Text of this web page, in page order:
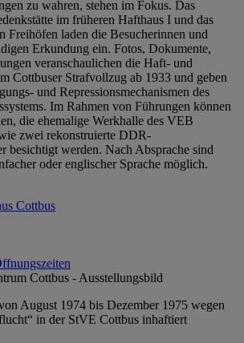
zu wahren, stehen im Fokus. Das
im früheren Hafthaus I und das
Freihöfen laden die Besucherinnen und
Erkundung ein. Fotos, Dokumente,
veranschaulichen die Haft- und
Cottbuser Strafvollzug ab 1933 und geben
und Repressionsmechanismen des
Im Rahmen von Führungen können
die ehemalige Werkhalle des VEB
zwei rekonstruierte DDR-
besichtigt werden. Nach Absprache sind
oder englischer Sprache möglich.
Cottbus
August 1974 bis Dezember 1975 wegen
in der StVE Cottbus inhaftiert